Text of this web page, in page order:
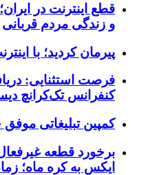
قطع اینترنت در
و زندگی مردم قربانی
پیرمان کردید؛ با
کنفرانس تک‌کرانچ
کمپین تبلیغاتی
ایکس به کره ماه؛